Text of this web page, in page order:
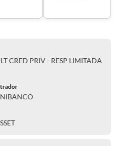
CRED PRIV - RESP LIMITADA